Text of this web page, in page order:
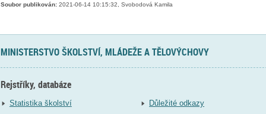
Soubor publikován:2021-06-14 10:15:32, Svobodová Kamila
MINISTERSTVO ŠKOLSTVÍ, MLÁDEŽE A TĚLOVÝCHOVY
Rejstříky, databáze
Statistika školství
Důležité odkazy